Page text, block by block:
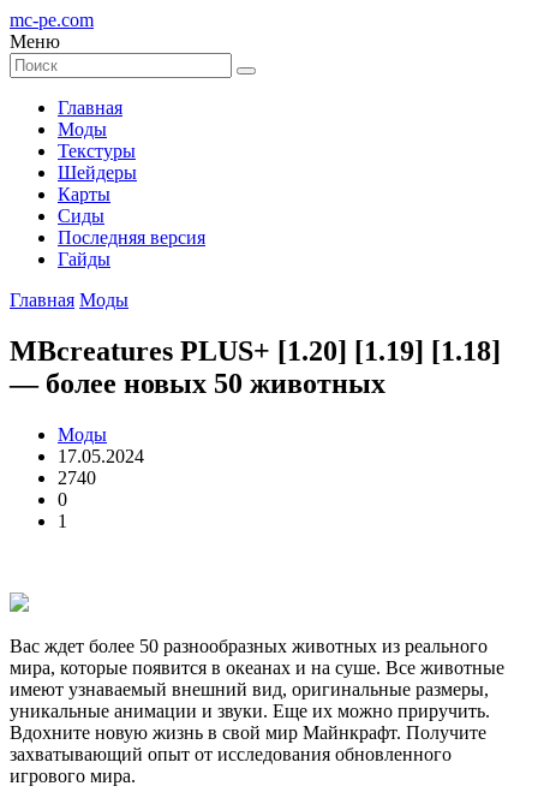
mc-pe.com
Меню
Главная
Моды
Текстуры
Шейдеры
Карты
Сиды
Последняя версия
Гайды
Главная Моды
MBcreatures PLUS+ [1.20] [1.19] [1.18]
— более новых 50 животных
Моды
17.05.2024
2740
0
1
Вас ждет более 50 разнообразных животных из реального
мира, которые появится в океанах и на суше. Все животные
имеют узнаваемый внешний вид, оригинальные размеры,
уникальные анимации и звуки. Еще их можно приручить.
Вдохните новую жизнь в свой мир Майнкрафт. Получите
захватывающий опыт от исследования обновленного
игрового мира.